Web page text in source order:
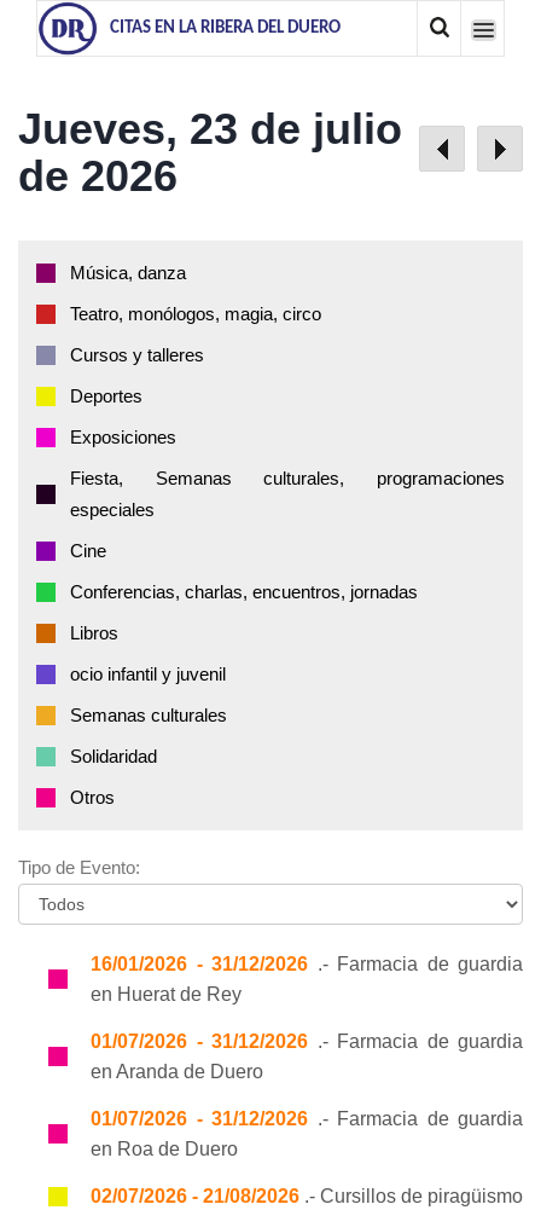
CITAS EN LA RIBERA DEL DUERO
Jueves, 23 de julio
de 2026
Música, danza
Teatro, monólogos, magia, circo
Cursos y talleres
Deportes
Exposiciones
Fiesta, Semanas culturales, programaciones
especiales
Cine
Conferencias, charlas, encuentros, jornadas
Libros
ocio infantil y juvenil
Semanas culturales
Solidaridad
Otros
Tipo de Evento:
16/01/2026 - 31/12/2026 .- Farmacia de guardia
en Huerat de Rey
01/07/2026 - 31/12/2026 .- Farmacia de guardia
en Aranda de Duero
01/07/2026 - 31/12/2026 .- Farmacia de guardia
en Roa de Duero
02/07/2026 - 21/08/2026 .- Cursillos de piragüismo